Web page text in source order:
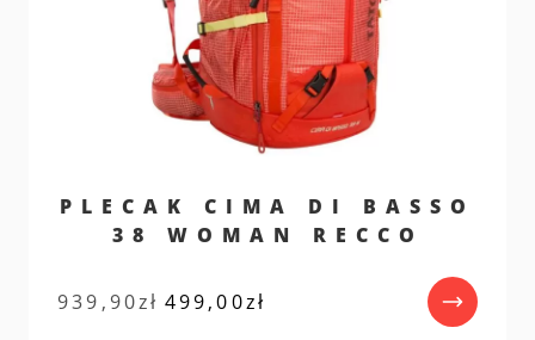
PLECAK CIMA DI BASSO
38 WOMAN RECCO
939,90zł cena
499,00zł